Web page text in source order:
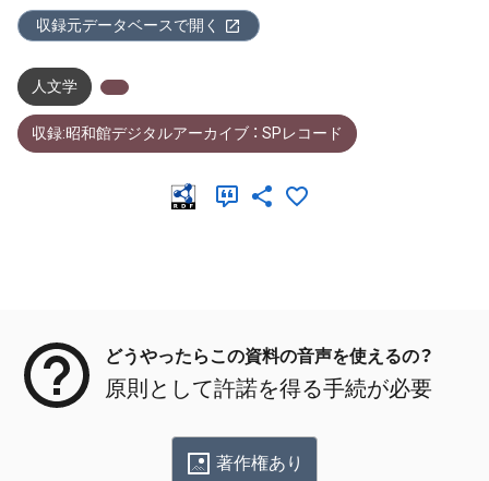
収録元データベースで開く
人文学
収録:昭和館デジタルアーカイブ ： SPレコード
どうやったらこの資料の音声を使えるの？
原則として許諾を得る手続が必要
著作権あり